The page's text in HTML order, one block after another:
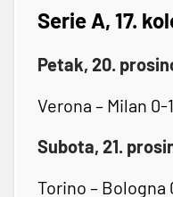
Serie A, 17.
Petak, 20.
Verona – Milan 0-1
Subota, 21.
Torino – Bologna